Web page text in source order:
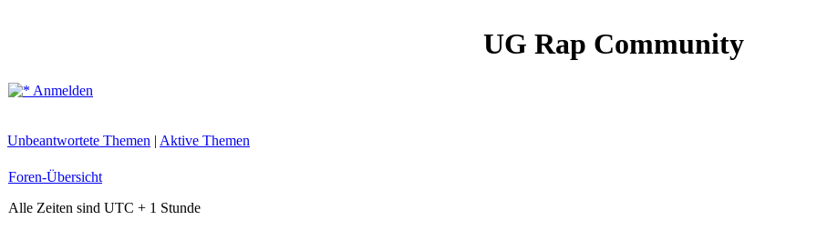
UG Rap Community
Anmelden
Unbeantwortete Themen | Aktive Themen
Foren-Übersicht
Alle Zeiten sind UTC + 1 Stunde